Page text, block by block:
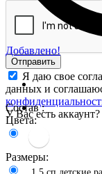
Добавлено!
Состав :
Цвета:
Размеры:
Отправить
Я даю свое
данных и
У Вас есть аккаунт?